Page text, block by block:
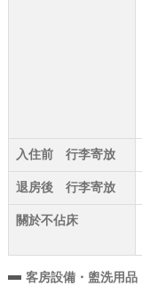
入住前 行李寄放
退房後 行李寄放
關於不佔床
客房設備・盥洗用品